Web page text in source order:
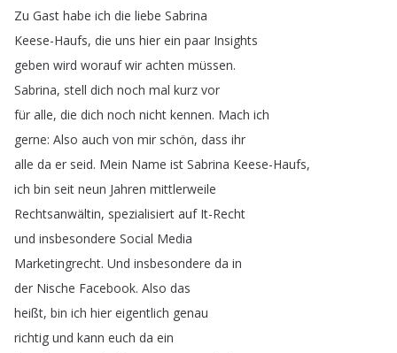
Zu Gast habe ich die liebe Sabrina
Keese-Haufs, die uns hier ein paar Insights
geben wird worauf wir achten müssen.
Sabrina, stell dich noch mal kurz vor
für alle, die dich noch nicht kennen. Mach ich
gerne: Also auch von mir schön, dass ihr
alle da er seid. Mein Name ist Sabrina Keese-Haufs,
ich bin seit neun Jahren mittlerweile
Rechtsanwältin, spezialisiert auf It-Recht
und insbesondere Social Media
Marketingrecht. Und insbesondere da in
der Nische Facebook. Also das
heißt, bin ich hier eigentlich genau
richtig und kann euch da ein